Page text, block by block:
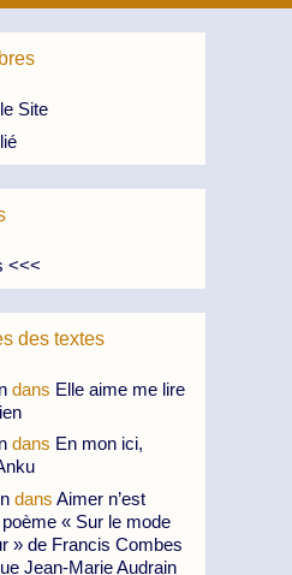
Site
<<<
des textes
dans Elle aime me lire
dans En mon ici,
dans Aimer n’est
« Sur le mode
» de Francis Combes
Jean-Marie Audrain